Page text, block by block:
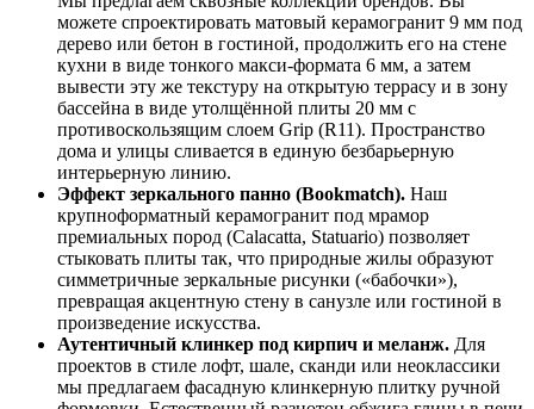
можете спроектировать матовый керамогранит 9 мм под
дерево или бетон в гостиной, продолжить его на стене
кухни в виде тонкого макси‑формата 6 мм, а затем
вывести эту же текстуру на открытую террасу и в зону
бассейна в виде утолщённой плиты 20 мм с
противоскользящим слоем Grip (R11). Пространство
дома и улицы сливается в единую безбарьерную
интерьерную линию.
Эффект зеркального панно (Bookmatch). Наш
крупноформатный керамогранит под мрамор
премиальных пород (Calacatta, Statuario) позволяет
стыковать плиты так, что природные жилы образуют
симметричные зеркальные рисунки («бабочки»),
превращая акцентную стену в санузле или гостиной в
произведение искусства.
Аутентичный клинкер под кирпич и меланж. Для
проектов в стиле лофт, шале, сканди или неоклассики
мы предлагаем фасадную клинкерную плитку ручной